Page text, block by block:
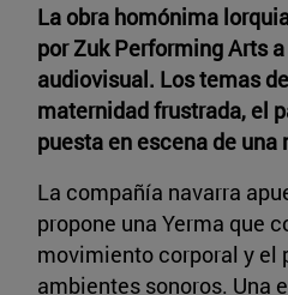
La obra homónima
por Zuk Performing Arts
audiovisual. Los temas
maternidad frustrada, el
puesta en escena de
La compañía navarra
propone una Yerma que
movimiento corporal y el
ambientes sonoros. Una